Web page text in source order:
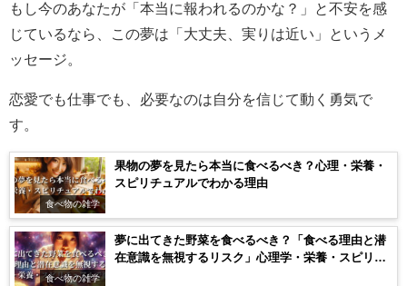
もし今のあなたが「本当に報われるのかな？」と不安を感
じているなら、この夢は「大丈夫、実りは近い」というメ
ッセージ。
恋愛でも仕事でも、必要なのは自分を信じて動く勇気で
す。
食べ物の雑学
果物の夢を見たら本当に食べるべき？心理・栄養・
スピリチュアルでわかる理由
食べ物の雑学
夢に出てきた野菜を食べるべき？「食べる理由と潜
在意識を無視するリスク」心理学・栄養・スピリチ